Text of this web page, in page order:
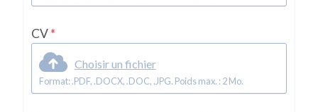
CV*
Choisir un fichier
Format: .PDF, .DOCX, .DOC, .JPG. Poids max. : 2 Mo.